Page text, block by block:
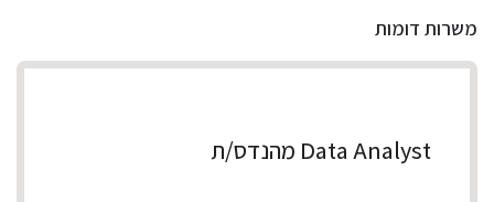
משרות דומות
Data Analyst מהנדס/ת